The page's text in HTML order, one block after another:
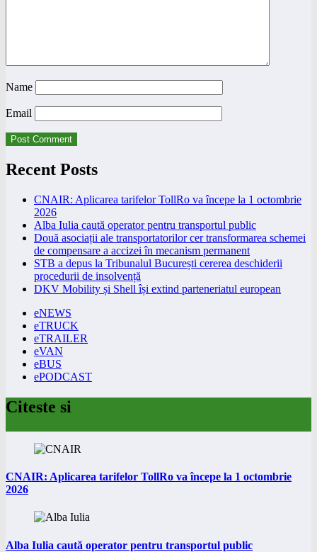
Name
Email
Recent Posts
CNAIR: Aplicarea tarifelor TollRo va începe la 1 octombrie
2026
Alba Iulia caută operator pentru transportul public
Două asociații ale transportatorilor cer transformarea schemei
de compensare a accizei în mecanism permanent
STB a depus la Tribunalul București cererea deschiderii
procedurii de insolvență
DKV Mobility și Shell își extind parteneriatul european
eNEWS
eTRUCK
eTRAILER
eVAN
eBUS
ePODCAST
Citeste si
CNAIR: Aplicarea tarifelor TollRo va începe la 1 octombrie
2026
Alba Iulia caută operator pentru transportul public